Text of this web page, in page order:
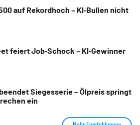
auf Rekordhoch – KI‑Bullen nicht
feiert Job‑Schock – KI‑Gewinner
Siegesserie – Ölpreis springt
ein